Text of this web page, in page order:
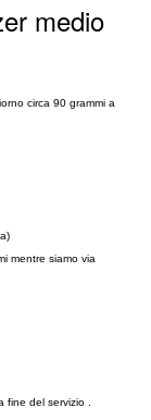
medio
circa 90 grammi a
mentre siamo via
del servizio .